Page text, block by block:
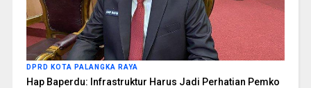
DPRD KOTA PALANGKA RAYA
Hap Baperdu: Infrastruktur Harus Jadi Perhatian Pemko